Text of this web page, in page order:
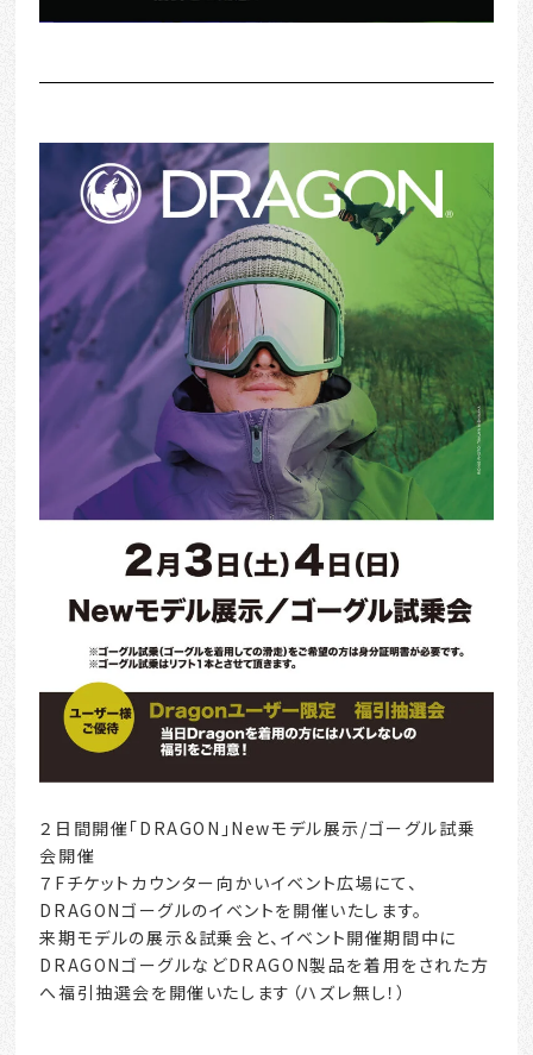
２日間開催「DRAGON」Newモデル展示/ゴーグル試乗
会開催
７Fチケットカウンター向かいイベント広場にて、
DRAGONゴーグルのイベントを開催いたします。
来期モデルの展示＆試乗会と、イベント開催期間中に
DRAGONゴーグルなどDRAGON製品を着用をされた方
へ福引抽選会を開催いたします（ハズレ無し！）